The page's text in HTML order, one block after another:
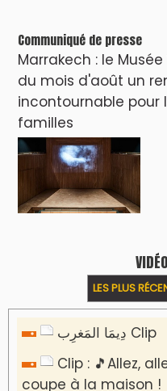
7 days tech
7 days Auto-
LES PLUS
Podcast I-
Podcast IA-
Podcast I-
Podcast I-